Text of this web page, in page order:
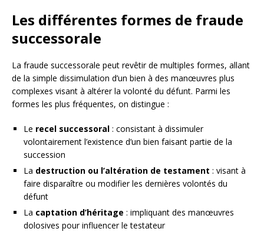
Les différentes formes de fraude
successorale
La fraude successorale peut revêtir de multiples formes, allant
de la simple dissimulation d’un bien à des manœuvres plus
complexes visant à altérer la volonté du défunt. Parmi les
formes les plus fréquentes, on distingue :
Le recel successoral : consistant à dissimuler
volontairement l’existence d’un bien faisant partie de la
succession
La destruction ou l’altération de testament : visant à
faire disparaître ou modifier les dernières volontés du
défunt
La captation d’héritage : impliquant des manœuvres
dolosives pour influencer le testateur